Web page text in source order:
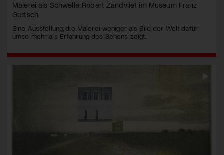
Malerei als Schwelle: Robert Zandvliet im Museum Franz
Gertsch
Eine Ausstellung, die Malerei weniger als Bild der Welt dafür
umso mehr als Erfahrung des Sehens zeigt.